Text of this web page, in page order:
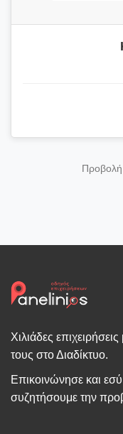
Χιλιάδες
τους στο Διαδίκτυο.
Επικοινώνησε και
συζητήσουμε την